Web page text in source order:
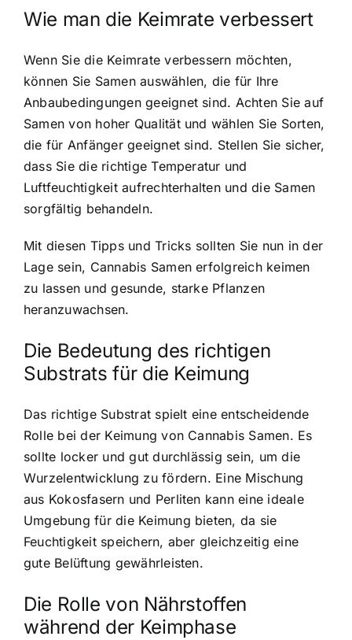
Wie man die Keimrate verbessert
Wenn Sie die Keimrate verbessern möchten,
können Sie Samen auswählen, die für Ihre
Anbaubedingungen geeignet sind. Achten Sie auf
Samen von hoher Qualität und wählen Sie Sorten,
die für Anfänger geeignet sind. Stellen Sie sicher,
dass Sie die richtige Temperatur und
Luftfeuchtigkeit aufrechterhalten und die Samen
sorgfältig behandeln.
Mit diesen Tipps und Tricks sollten Sie nun in der
Lage sein, Cannabis Samen erfolgreich keimen
zu lassen und gesunde, starke Pflanzen
heranzuwachsen.
Die Bedeutung des richtigen
Substrats für die Keimung
Das richtige Substrat spielt eine entscheidende
Rolle bei der Keimung von Cannabis Samen. Es
sollte locker und gut durchlässig sein, um die
Wurzelentwicklung zu fördern. Eine Mischung
aus Kokosfasern und Perliten kann eine ideale
Umgebung für die Keimung bieten, da sie
Feuchtigkeit speichern, aber gleichzeitig eine
gute Belüftung gewährleisten.
Die Rolle von Nährstoffen
während der Keimphase